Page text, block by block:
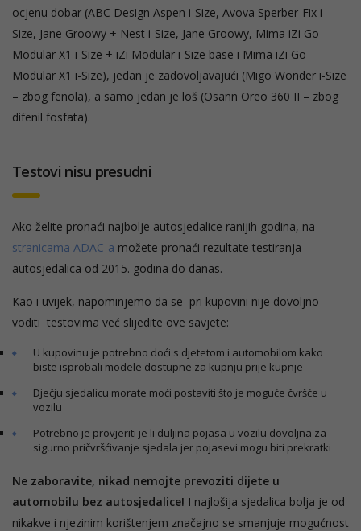
ocjenu dobar (ABC Design Aspen i-Size, Avova Sperber-Fix i-
Size, Jane Groowy + Nest i-Size, Jane Groowy, Mima iZi Go
Modular X1 i-Size + iZi Modular i-Size base i Mima iZi Go
Modular X1 i-Size), jedan je zadovoljavajući (Migo Wonder i-Size
– zbog fenola), a samo jedan je loš (Osann Oreo 360 II – zbog
difenil fosfata).
Testovi nisu presudni
Ako želite pronaći najbolje autosjedalice ranijih godina, na
stranicama ADAC-a možete pronaći rezultate testiranja
autosjedalica od 2015. godina do danas.
Kao i uvijek, napominjemo da se pri kupovini nije dovoljno
voditi testovima već slijedite ove savjete:
U kupovinu je potrebno doći s djetetom i automobilom kako
biste isprobali modele dostupne za kupnju prije kupnje
Dječju sjedalicu morate moći postaviti što je moguće čvršće u
vozilu
Potrebno je provjeriti je li duljina pojasa u vozilu dovoljna za
sigurno pričvršćivanje sjedala jer pojasevi mogu biti prekratki
Ne zaboravite, nikad nemojte prevoziti dijete u
automobilu bez autosjedalice! I najlošija sjedalica bolja je od
nikakve i njezinim korištenjem značajno se smanjuje mogućnost